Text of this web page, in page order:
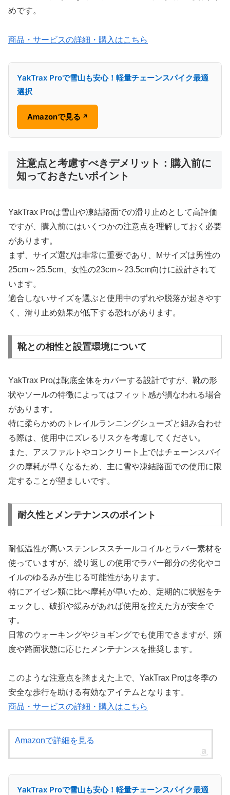
めです。
商品・サービスの詳細・購入はこちら
YakTrax Proで雪山も安心！軽量チェーンスパイク最適
選択
Amazonで見る ↗
注意点と考慮すべきデメリット：購入前に
知っておきたいポイント
YakTrax Proは雪山や凍結路面での滑り止めとして高評価
ですが、購入前にはいくつかの注意点を理解しておく必要
があります。
まず、サイズ選びは非常に重要であり、Mサイズは男性の
25cm～25.5cm、女性の23cm～23.5cm向けに設計されて
います。
適合しないサイズを選ぶと使用中のずれや脱落が起きやす
く、滑り止め効果が低下する恐れがあります。
靴との相性と設置環境について
YakTrax Proは靴底全体をカバーする設計ですが、靴の形
状やソールの特徴によってはフィット感が損なわれる場合
があります。
特に柔らかめのトレイルランニングシューズと組み合わせ
る際は、使用中にズレるリスクを考慮してください。
また、アスファルトやコンクリート上ではチェーンスパイ
クの摩耗が早くなるため、主に雪や凍結路面での使用に限
定することが望ましいです。
耐久性とメンテナンスのポイント
耐低温性が高いステンレススチールコイルとラバー素材を
使っていますが、繰り返しの使用でラバー部分の劣化やコ
イルのゆるみが生じる可能性があります。
特にアイゼン類に比べ摩耗が早いため、定期的に状態をチ
ェックし、破損や緩みがあれば使用を控えた方が安全で
す。
日常のウォーキングやジョギングでも使用できますが、頻
度や路面状態に応じたメンテナンスを推奨します。
このような注意点を踏まえた上で、YakTrax Proは冬季の
安全な歩行を助ける有効なアイテムとなります。
商品・サービスの詳細・購入はこちら
Amazonで詳細を見る
YakTrax Proで雪山も安心！軽量チェーンスパイク最適